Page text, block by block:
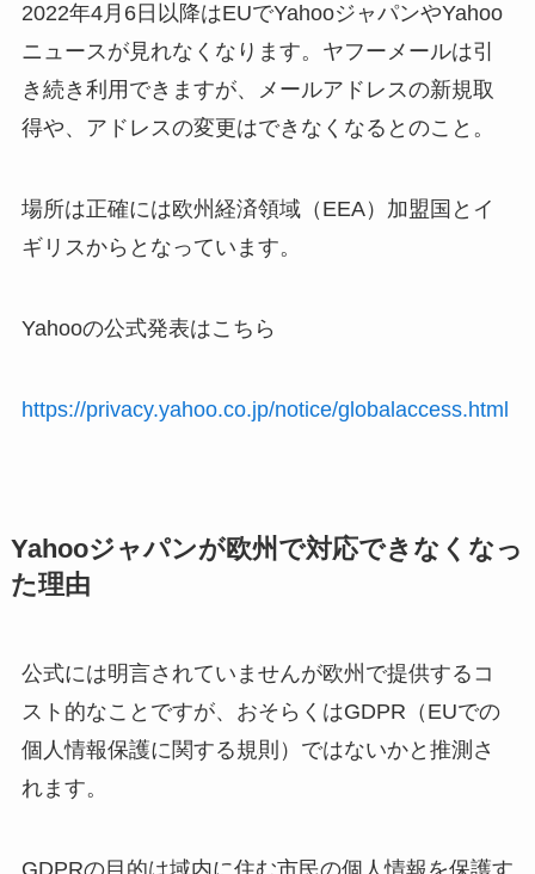
2022年4月6日以降はEUでYahooジャパンやYahoo
ニュースが見れなくなります。ヤフーメールは引
き続き利用できますが、メールアドレスの新規取
得や、アドレスの変更はできなくなるとのこと。
場所は正確には欧州経済領域（EEA）加盟国とイ
ギリスからとなっています。
Yahooの公式発表はこちら
https://privacy.yahoo.co.jp/notice/globalaccess.html
Yahooジャパンが欧州で対応できなくなっ
た理由
公式には明言されていませんが欧州で提供するコ
スト的なことですが、おそらくはGDPR（EUでの
個人情報保護に関する規則）ではないかと推測さ
れます。
GDPRの目的は域内に住む市民の個人情報を保護す